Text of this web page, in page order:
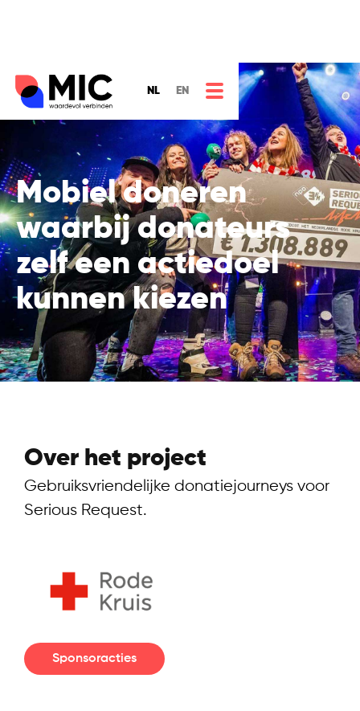
NL EN
Mobiel doneren
waarbij donateurs
zelf een actiedoel
kunnen kiezen
Over het project
Gebruiksvriendelijke donatiejourneys voor
Serious Request.
Sponsoracties